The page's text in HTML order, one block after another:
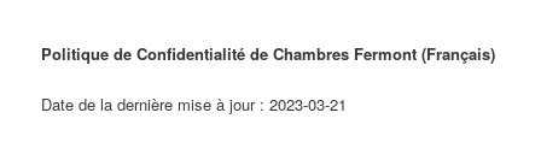
Politique de Confidentialité de Chambres Fermont (Français)
Date de la dernière mise à jour : 2023-03-21